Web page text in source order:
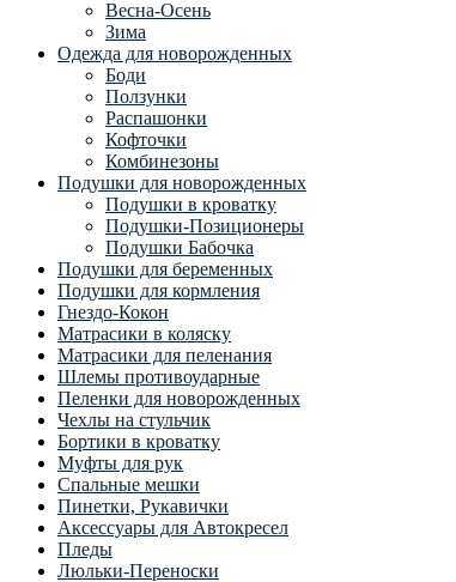
Весна-Осень
Зима
Одежда для новорожденных
Боди
Ползунки
Распашонки
Кофточки
Комбинезоны
Подушки для новорожденных
Подушки в кроватку
Подушки-Позиционеры
Подушки Бабочка
Подушки для беременных
Подушки для кормления
Гнездо-Кокон
Матрасики в коляску
Матрасики для пеленания
Шлемы противоударные
Пеленки для новорожденных
Чехлы на стульчик
Бортики в кроватку
Муфты для рук
Спальные мешки
Пинетки, Рукавички
Аксессуары для Автокресел
Пледы
Люльки-Переноски